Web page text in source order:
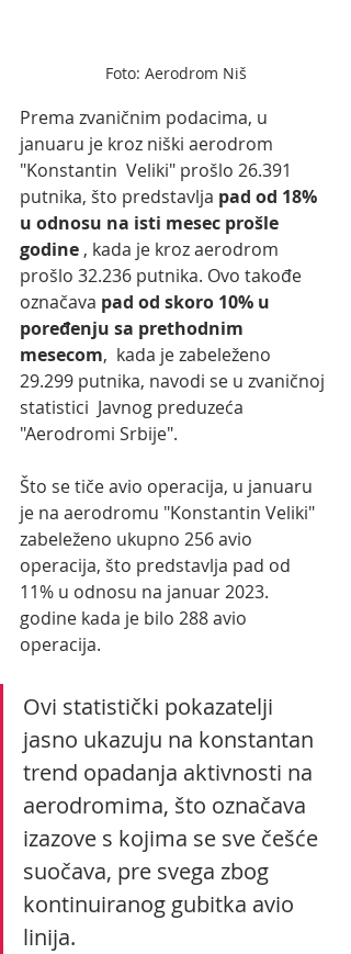
Foto: Aerodrom Niš
Prema zvaničnim podacima, u
januaru je kroz niški aerodrom
"Konstantin  Veliki" prošlo 26.391
putnika, što predstavlja pad od 18%
u odnosu na isti mesec prošle
godine , kada je kroz aerodrom
prošlo 32.236 putnika. Ovo takođe
označava pad od skoro 10% u
poređenju sa prethodnim
mesecom,  kada je zabeleženo
29.299 putnika, navodi se u zvaničnoj
statistici  Javnog preduzeća
"Aerodromi Srbije".
Što se tiče avio operacija, u januaru
je na aerodromu "Konstantin Veliki"
zabeleženo ukupno 256 avio
operacija, što predstavlja pad od
11% u odnosu na januar 2023.
godine kada je bilo 288 avio
operacija.
Ovi statistički pokazatelji
jasno ukazuju na konstantan
trend opadanja aktivnosti na
aerodromima, što označava
izazove s kojima se sve češće
suočava, pre svega zbog
kontinuiranog gubitka avio
linija.